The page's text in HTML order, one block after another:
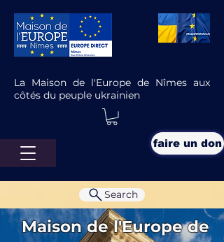
La Maison de l'Europe de Nîmes aux
côtés du peuple ukrainien
faire un don
Maison de l'Europe de
Search